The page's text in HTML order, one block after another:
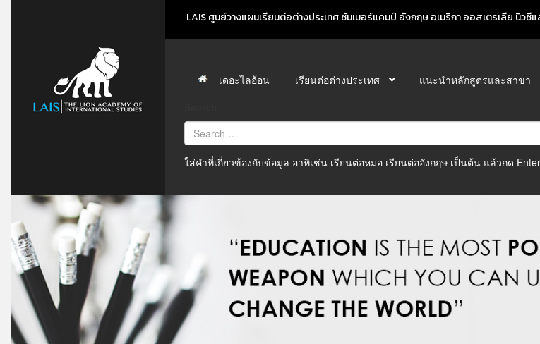
LAIS ศูนย์วางแผนเรียนต่อต่างประเทศ ซัมเมอร์แคมป์ อังกฤษ อเมริกา ออสเตรเลีย นิวซี
เดอะไลอ้อน เรียนต่อต่างประเทศ แนะนำหลักสูตรและสาขา
ใส่คำที่เกี่ยวข้องกับข้อมูล อาทิเช่น เรียนต่อหมอ เรียนต่ออังกฤษ เป็นต้น แล้วกด Enter